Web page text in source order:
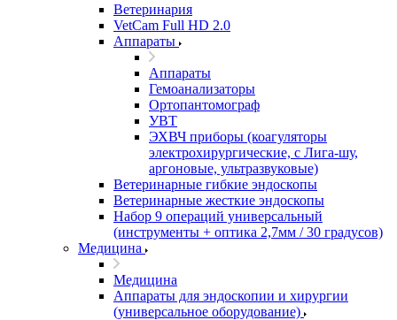
Ветеринария
VetCam Full HD 2.0
Аппараты
Аппараты
Гемоанализаторы
Ортопантомограф
УВТ
ЭХВЧ приборы (коагуляторы
электрохирургические, с Лига-шу,
аргоновые, ультразвуковые)
Ветеринарные гибкие эндоскопы
Ветеринарные жесткие эндоскопы
Набор 9 операций универсальный
(инструменты + оптика 2,7мм / 30 градусов)
Медицина
Медицина
Аппараты для эндоскопии и хирургии
(универсальное оборудование)